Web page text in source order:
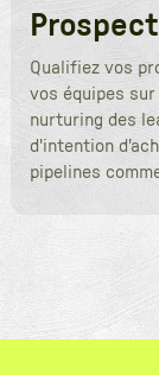
Qualifiez vos
vos équipes
nurturing des
d'intention
pipelines